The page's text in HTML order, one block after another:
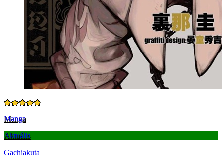
Manga
Aktuális
Gachiakuta